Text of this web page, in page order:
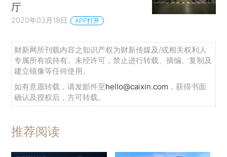
厅
2020年03月19日 APP打开
财新网所刊载内容之知识产权为财新传媒及/或相关权利人
专属所有或持有。未经许可，禁止进行转载、摘编、复制及
建立镜像等任何使用。
如有意愿转载，请发邮件至hello@caixin.com ，获得书面
确认及授权后，方可转载。
推荐阅读